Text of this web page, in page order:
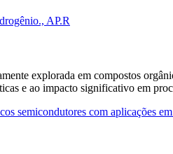
AP.R
explorada em compostos
e ao impacto significativo em
semicondutores com aplicações